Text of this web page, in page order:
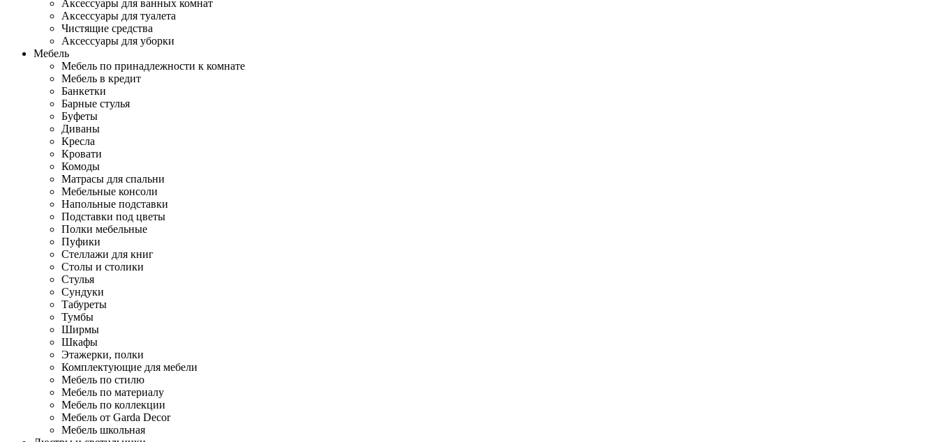
Аксессуары для ванных комнат
Аксессуары для туалета
Чистящие средства
Аксессуары для уборки
Мебель
Мебель по принадлежности к комнате
Мебель в кредит
Банкетки
Барные стулья
Буфеты
Диваны
Кресла
Кровати
Комоды
Матрасы для спальни
Мебельные консоли
Напольные подставки
Подставки под цветы
Полки мебельные
Пуфики
Стеллажи для книг
Столы и столики
Стулья
Сундуки
Табуреты
Тумбы
Ширмы
Шкафы
Этажерки, полки
Комплектующие для мебели
Мебель по стилю
Мебель по материалу
Мебель по коллекции
Мебель от Garda Decor
Мебель школьная